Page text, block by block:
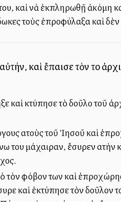
καὶ νὰ ἐκπληρωθῇ ἀκόμη
τοὺς ἐπροφύλαξα καὶ
καὶ ἔπαισε τὸν τοῦ
κτύπησε τὸ δοῦλο τοῦ
αὐτοὺς τοῦ Ἰησοῦ καὶ
του μάχαιραν, ἔσυρεν αὐτὴν
φόβον των καὶ
καὶ ἐκτύπησε τὸν δοῦλον